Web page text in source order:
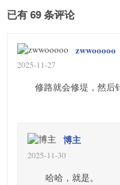
已有 69 条评论
zwwooooo
2025-11-27
修路就会修堤，然后
博主
2025-11-30
哈哈，就是。